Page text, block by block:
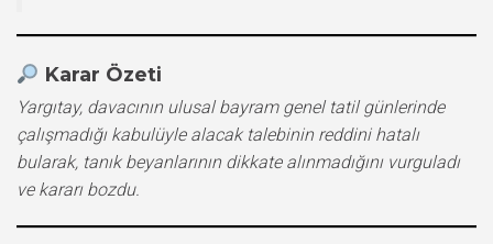
Karar Özeti
Yargıtay, davacının ulusal bayram genel tatil günlerinde
çalışmadığı kabulüyle alacak talebinin reddini hatalı
bularak, tanık beyanlarının dikkate alınmadığını vurguladı
ve kararı bozdu.